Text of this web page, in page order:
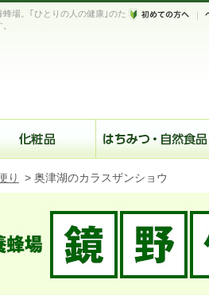
場。｢ひとりの人の健康｣のた
り > 奥津湖のカラスザンショウ